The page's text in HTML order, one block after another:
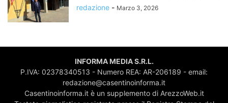
redazione - Marzo 3, 2026
INFORMA MEDIA S.R.L.
P.IVA: 02378340513 - Numero REA: AR-206189 - email:
redazione@casentinoinforma.it
Casentinoinforma.it è un supplemento di ArezzoWeb.it